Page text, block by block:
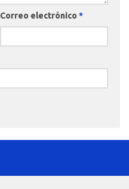
Correo electrónico *